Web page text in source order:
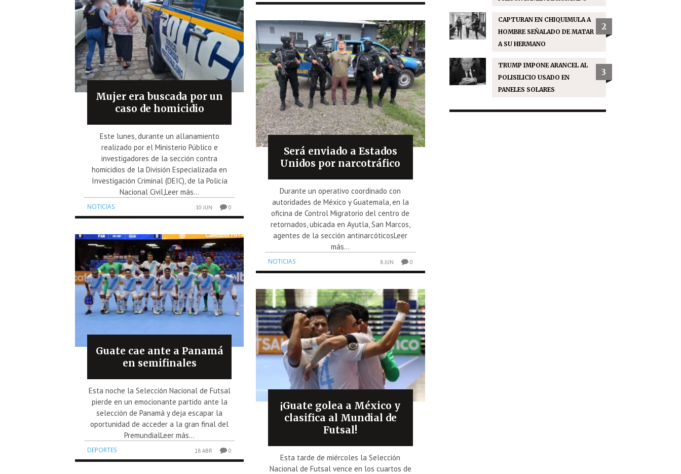
Mujer era buscada por un
caso de homicidio
Este lunes, durante un allanamiento
realizado por el Ministerio Público e
investigadores de la sección contra
homicidios de la División Especializada en
Investigación Criminal (DEIC), de la Policía
Nacional Civil,Leer más...
NOTICIAS 10 JUN 0
Guate cae ante a Panamá
en semifinales
Esta noche la Selección Nacional de Futsal
pierde en un emocionante partido ante la
selección de Panamá y deja escapar la
oportunidad de acceder a la gran final del
PremundialLeer más...
DEPORTES 18 ABR 0
Será enviado a Estados
Unidos por narcotráfico
Durante un operativo coordinado con
autoridades de México y Guatemala, en la
oficina de Control Migratorio del centro de
retornados, ubicada en Ayutla, San Marcos,
agentes de la sección antinarcóticosLeer
más...
NOTICIAS 8 JUN 0
¡Guate golea a México y
clasifica al Mundial de
Futsal!
Esta tarde de miércoles la Selección
Nacional de Futsal vence en los cuartos de
CAPTURAN EN CHIQUIMULA A
HOMBRE SEÑALADO DE MATAR
A SU HERMANO
2
TRUMP IMPONE ARANCEL AL
POLISILICIO USADO EN
PANELES SOLARES
3